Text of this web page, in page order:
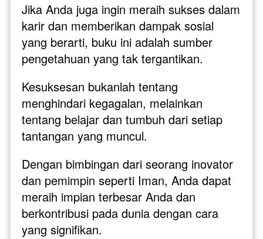
Jika Anda juga ingin meraih sukses dalam
karir dan memberikan dampak sosial
yang berarti, buku ini adalah sumber
pengetahuan yang tak tergantikan.
Kesuksesan bukanlah tentang
menghindari kegagalan, melainkan
tentang belajar dan tumbuh dari setiap
tantangan yang muncul.
Dengan bimbingan dari seorang inovator
dan pemimpin seperti Iman, Anda dapat
meraih impian terbesar Anda dan
berkontribusi pada dunia dengan cara
yang signifikan.